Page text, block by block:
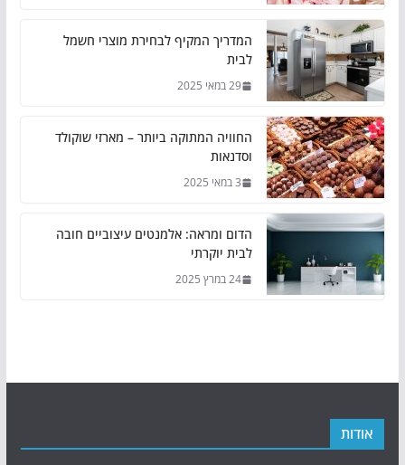
המדריך המקיף לבחירת מוצרי חשמל
לבית
29 במאי 2025
החוויה המתוקה ביותר – מארזי שוקולד
וסדנאות
3 במאי 2025
הדום ומראה: אלמנטים עיצוביים חובה
לבית יוקרתי
24 במרץ 2025
אודות